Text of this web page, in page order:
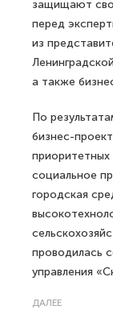
защищают
перед
из
а также
По
бизнес-
социальное
городская
проводилась
управления
ДАЛЕЕ